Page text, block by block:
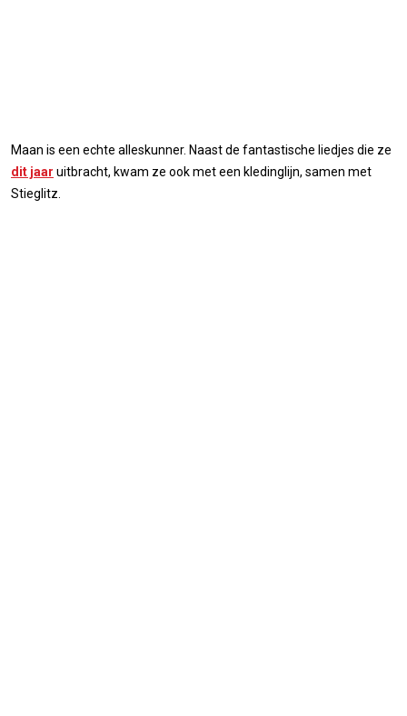
Maan is een echte alleskunner. Naast de fantastische liedjes die ze
dit jaar uitbracht, kwam ze ook met een kledinglijn, samen met
Stieglitz.